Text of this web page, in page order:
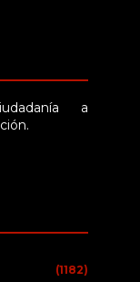
a
(1182)